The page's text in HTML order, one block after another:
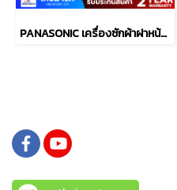
PANASONIC เครื่องซักผ้าฝาหน้า 10 กก. พร้อมฟังก์ชันช่วยอบผ้า รุ่น NA-V10FA1WTH